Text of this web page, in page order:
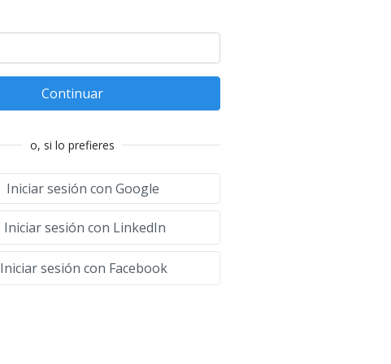
Continuar
o, si lo prefieres
Iniciar sesión con Google
Iniciar sesión con LinkedIn
Iniciar sesión con Facebook